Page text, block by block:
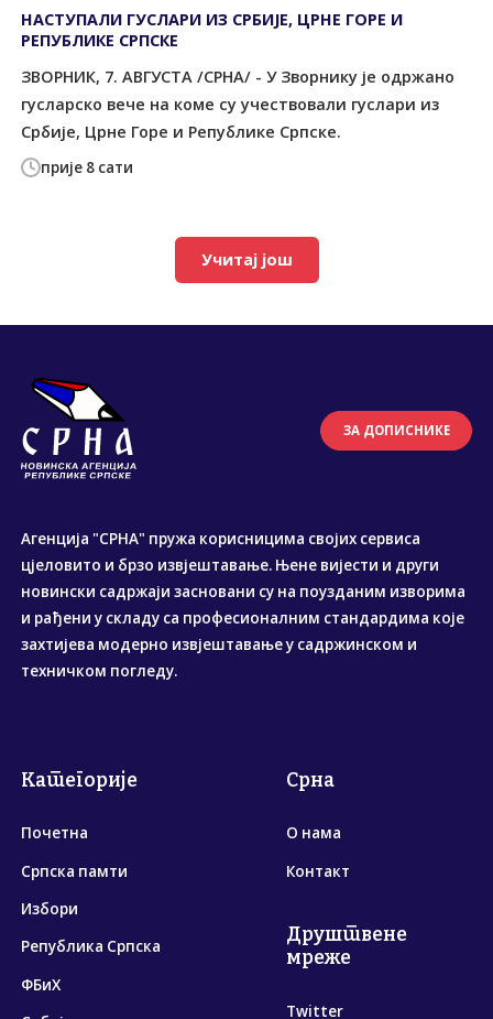
прије 8 сати
НАСТУПАЛИ ГУСЛАРИ ИЗ СРБИЈЕ, ЦРНЕ ГОРЕ И
РЕПУБЛИКЕ СРПСКЕ
ЗВОРНИК, 7. АВГУСТА /СРНА/ - У Зворнику је одржано
гусларско вече на коме су учествовали гуслари из
Србије, Црне Горе и Републике Српске.
Учитај још
ЗА ДОПИСНИКЕ
Агенција "СРНА" пружа корисницима својих сервиса
цјеловито и брзо извјештавање. Њене вијести и други
новински садржаји засновани су на поузданим изворима
и рађени у складу са професионалним стандардима које
захтијева модерно извјештавање у садржинском и
техничком погледу.
Категорије
Почетна
Српска памти
Избори
Република Српска
ФБиХ
Срна
О нама
Контакт
Друштвене
мреже
Twitter